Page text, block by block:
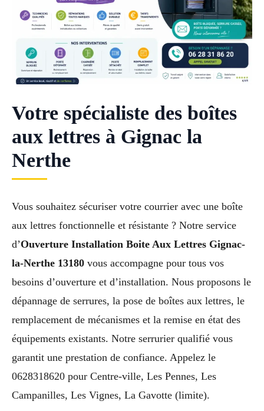
Votre spécialiste des boîtes
aux lettres à Gignac la
Nerthe
Vous souhaitez sécuriser votre courrier avec une boîte
aux lettres fonctionnelle et résistante ? Notre service
d’Ouverture Installation Boite Aux Lettres Gignac-
la-Nerthe 13180 vous accompagne pour tous vos
besoins d’ouverture et d’installation. Nous proposons le
dépannage de serrures, la pose de boîtes aux lettres, le
remplacement de mécanismes et la remise en état des
équipements existants. Notre serrurier qualifié vous
garantit une prestation de confiance. Appelez le
0628318620 pour Centre-ville, Les Pennes, Les
Campanilles, Les Vignes, La Gavotte (limite).